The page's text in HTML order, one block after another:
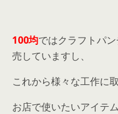
100均ではクラフトパ
売していますし、
これから様々な工作に
お店で使いたいアイテ